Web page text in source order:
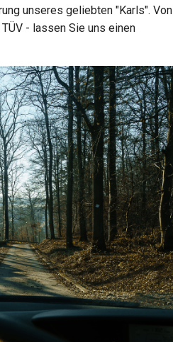
unseres geliebten "Karls". Von
- lassen Sie uns einen